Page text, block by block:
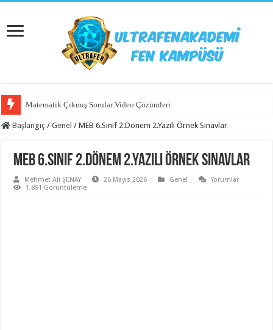
Matematik Çıkmış Sorular Video Çözümleri
Başlangıç / Genel / MEB 6.Sınıf 2.Dönem 2.Yazılı Örnek Sınavlar
MEB 6.Sınıf 2.Dönem 2.Yazılı Örnek Sınavlar
Mehmet Ali ŞENAY 26 Mayıs 2026 Genel
Yorumlar
1,891 Görüntüleme